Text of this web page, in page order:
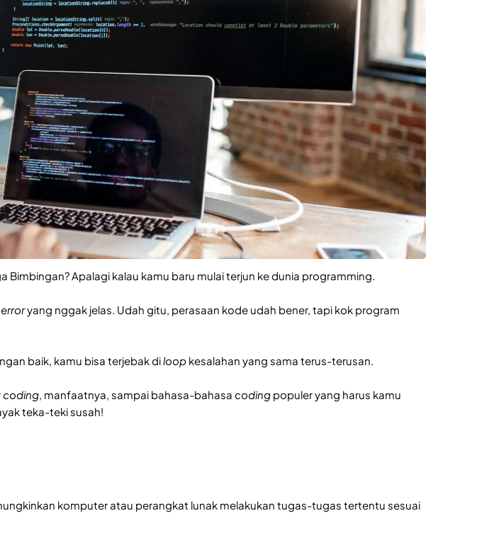
Bimbingan? Apalagi kalau kamu baru mulai terjun ke dunia programming.
erroryang nggak jelas. Udah gitu, perasaan kode udah bener, tapi kok program
baik, kamu bisa terjebak diloop kesalahan yang sama terus-terusan.
coding, manfaatnya, sampai bahasa-bahasa coding populer yang harus kamu
teka-teki susah!
komputer atau perangkat lunak melakukan tugas-tugas tertentu sesuai